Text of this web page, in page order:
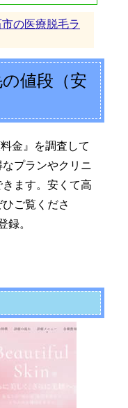
市の医療脱毛ラ
値段（安
金』を調査して
プランやクリニ
ます。安くて高
ご覧くださ
録。